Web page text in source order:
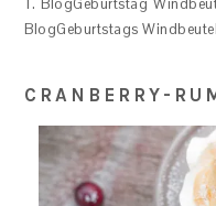
BlogGeburtstags
CRANBERRY-